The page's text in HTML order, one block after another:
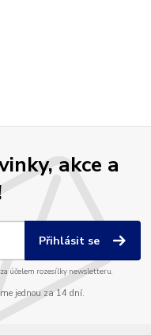
akce a
Přihlásit se
účelem rozesílky newsletteru.
jednou za 14 dní.